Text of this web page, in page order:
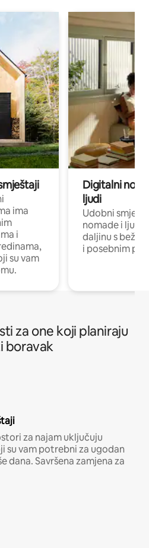
ima
i
su vam
Digitalni
ljudi
Udobni
nomade i ljude
daljinu s
i posebnim
za one koji planiraju
boravak
za najam uključuju
su vam potrebni za ugodan
dana. Savršena zamjena za